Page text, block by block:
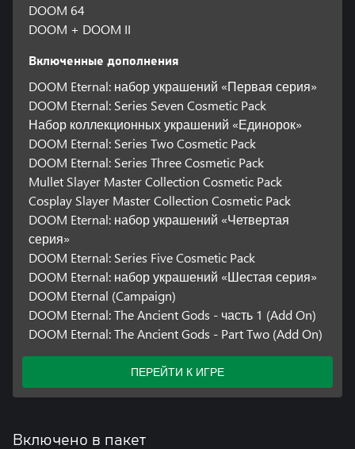
DOOM 64
DOOM + DOOM II
Включенные дополнения
DOOM Eternal: набор украшений «Первая серия»
DOOM Eternal: Series Seven Cosmetic Pack
Набор коллекционных украшений «Единорок»
DOOM Eternal: Series Two Cosmetic Pack
DOOM Eternal: Series Three Cosmetic Pack
Mullet Slayer Master Collection Cosmetic Pack
Cosplay Slayer Master Collection Cosmetic Pack
DOOM Eternal: набор украшений «Четвертая
серия»
DOOM Eternal: Series Five Cosmetic Pack
DOOM Eternal: набор украшений «Шестая серия»
DOOM Eternal (Campaign)
DOOM Eternal: The Ancient Gods - часть 1 (Add On)
DOOM Eternal: The Ancient Gods - Part Two (Add On)
ПЕРЕЙТИ К ИГРЕ
Включено в пакет